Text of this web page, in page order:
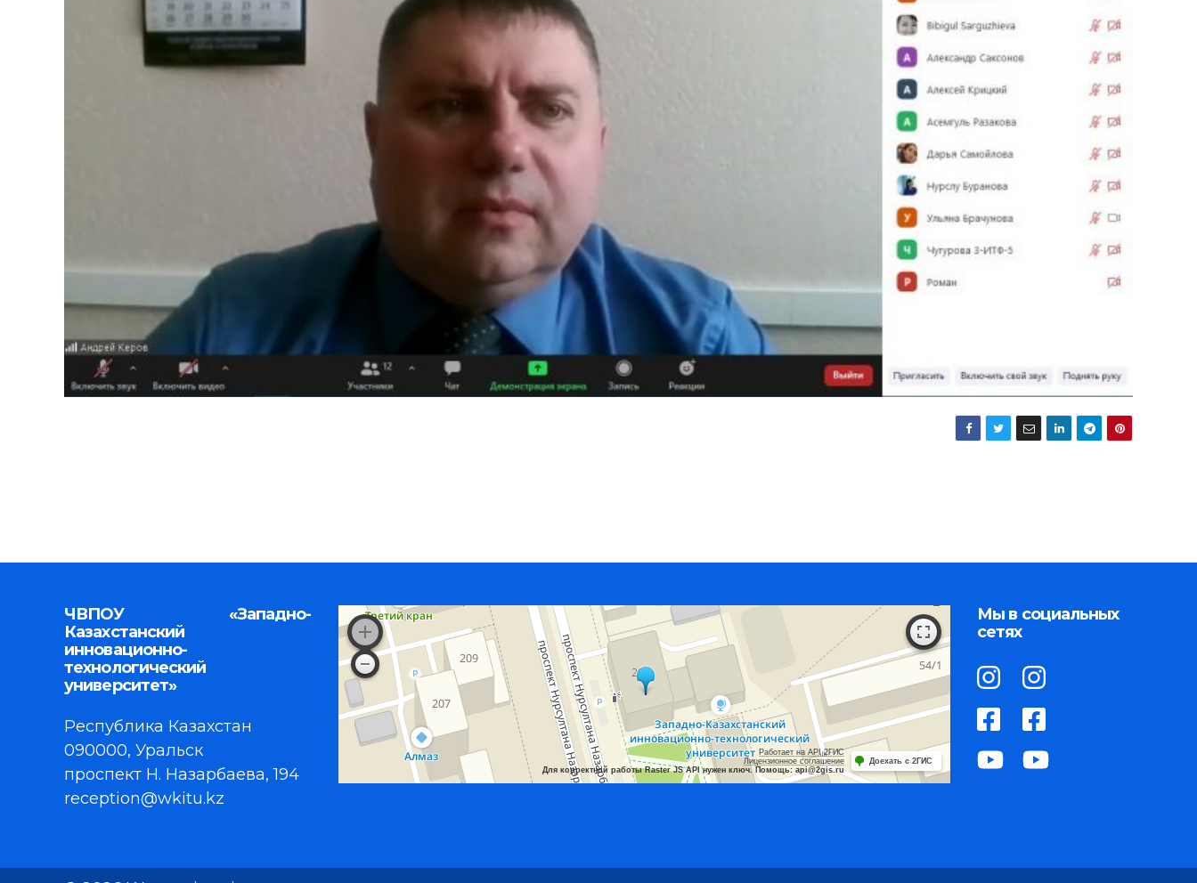
ЧВПОУ «Западно-
Казахстанский
инновационно-
технологический
университет»
Республика Казахстан
090000, Уральск
проспект Н. Назарбаева, 194
reception@wkitu.kz
Работает на API 2ГИС
Лицензионное соглашение
Для корректной работы Raster JS API нужен ключ. Помощь: api@2gis.ru
Доехать с 2ГИС
Мы в социальных
сетях